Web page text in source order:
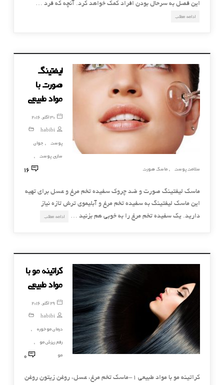
این فصل به سرحال بودن افراد کمک خواهد کرد. آنچه که فرد …
ادامه مطلب
لیفتینگ
صورت با
مواد طبیعی
30 اکتبر, 2016
habibi
پوست
, جوان
سازی پوست
,
سلامت پوست , ماسک صورت 16
ماسک لیفتینگ صورت و ضد چروک سفیده تخم مرغ و عسل برای تهیه
این ماسک لیفتینگ به سفیده تخم مرغ و آبلیموی ترش تازه نیاز
دارید. یک سفیده تخم مرغ را به خوبی هم بزنید …
ادامه مطلب
کراتینه مو با
مواد طبیعی
29 اکتبر, 2016
habibi
درمان موخوره
,
رفع ریزش مو ,
مو 0
کراتینه مو با مواد طبیعی 1-ماسک تخم مرغ، عسل، روغن زیتون روغن